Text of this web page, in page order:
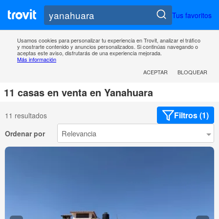
Tus favoritos
Usamos cookies para personalizar tu experiencia en Trovit, analizar el tráfico
y mostrarte contenido y anuncios personalizados. Si continúas navegando o
aceptas este aviso, disfrutarás de una experiencia mejorada.
Más información
ACEPTAR
BLOQUEAR
11 casas en venta en Yanahuara
11 resultados Filtros (1)
Ordenar por